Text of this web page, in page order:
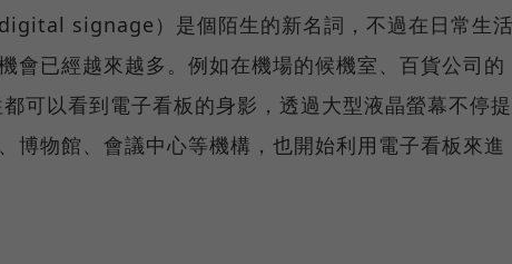
signage）是個陌生的新名詞，不過在日常生
會已經越來越多。例如在機場的候機室、百貨公司的
可以看到電子看板的身影，透過大型液晶螢幕不停提
博物館、會議中心等機構，也開始利用電子看板來進